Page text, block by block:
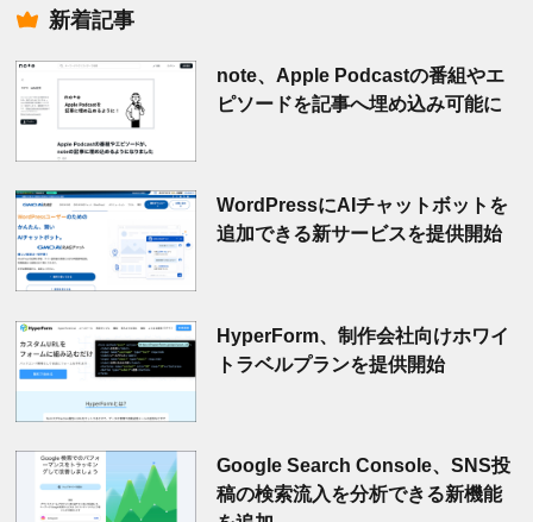
新着記事
note、Apple Podcastの番組やエ
ピソードを記事へ埋め込み可能に
WordPressにAIチャットボットを
追加できる新サービスを提供開始
HyperForm、制作会社向けホワイ
トラベルプランを提供開始
Google Search Console、SNS投
稿の検索流入を分析できる新機能